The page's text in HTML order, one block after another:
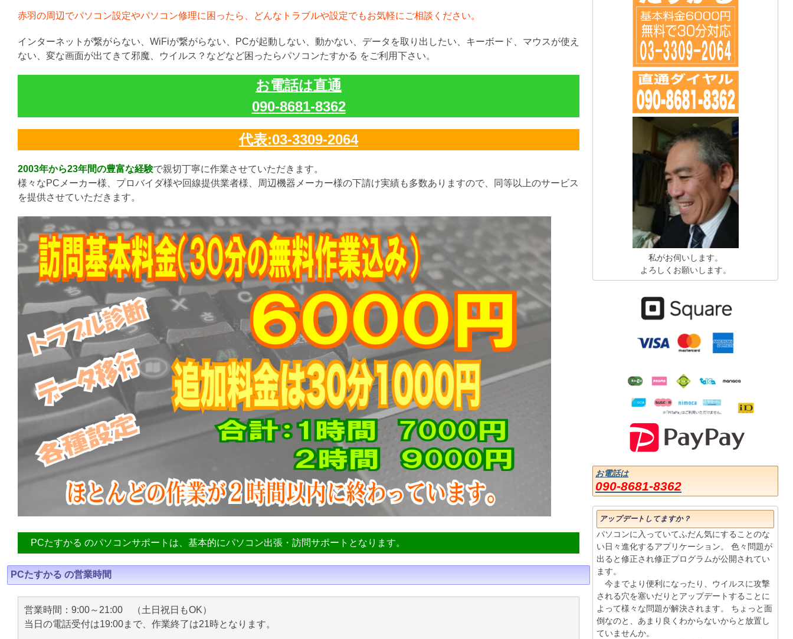
赤羽の周辺でパソコン設定やパソコン修理に困ったら、どんなトラブルや設定でもお気軽にご相談ください。
インターネットが繋がらない、WiFiが繋がらない、PCが起動しない、動かない、データを取り出したい、キーボード、マウスが使え
ない、変な画面が出てきて邪魔、ウイルス？などなど困ったらパソコンたすかる をご利用下さい。
お電話は直通
090-8681-8362
代表:03-3309-2064
2003年から23年間の豊富な経験で親切丁寧に作業させていただきます。
様々なPCメーカー様、プロバイダ様や回線提供業者様、周辺機器メーカー様の下請け実績も多数ありますので、同等以上のサービス
を提供させていただきます。
PCたすかる のパソコンサポートは、基本的にパソコン出張・訪問サポートとなります。
PCたすかる の営業時間
営業時間：9:00～21:00 （土日祝日もOK）
当日の電話受付は19:00まで、作業終了は21時となります。
私がお伺いします。
よろしくお願いします。
お電話は
090-8681-8362
アップデートしてますか？
パソコンに入っていてふだん気にすることのな
い日々進化するアプリケーション。 色々問題が
出ると修正され修正プログラムが公開されてい
ます。
今までより便利になったり、ウイルスに攻撃
される穴を塞いだりとアップデートすることに
よって様々な問題が解決されます。 ちょっと面
倒なのと、あまり良くわからないからと放置し
ていませんか。